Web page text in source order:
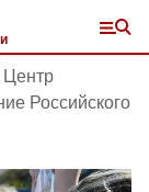
Центр
Российского